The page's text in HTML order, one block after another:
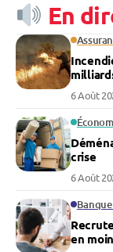
En
6 Août
crise
6 Août
en